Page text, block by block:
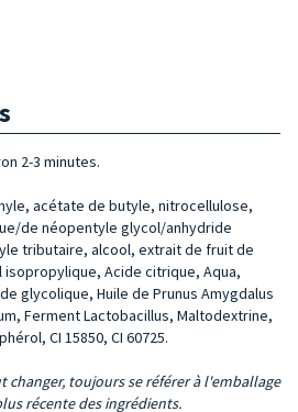
2-3 minutes.
acétate de butyle, nitrocellulose,
de néopentyle glycol/anhydride
tributaire, alcool, extrait de fruit de
isopropylique, Acide citrique, Aqua,
glycolique, Huile de Prunus Amygdalus
Ferment Lactobacillus, Maltodextrine,
CI 15850, CI 60725.
changer, toujours se référer à l'emballage
récente des ingrédients.